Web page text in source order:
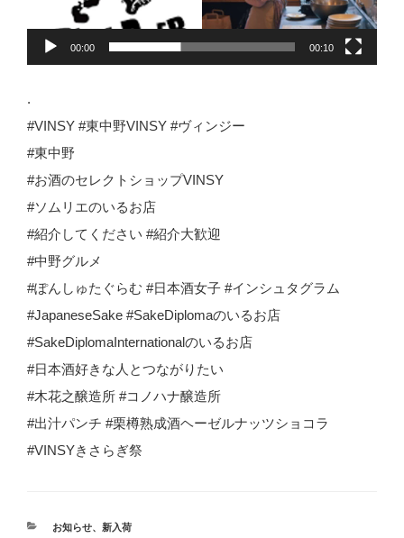
00:00 00:10
.
#VINSY #東中野VINSY #ヴィンジー
#東中野
#お酒のセレクトショップVINSY
#ソムリエのいるお店
#紹介してください #紹介大歓迎
#中野グルメ
#ぽんしゅたぐらむ #日本酒女子 #インシュタグラム
#JapaneseSake #SakeDiplomaのいるお店
#SakeDiplomaInternationalのいるお店
#日本酒好きな人とつながりたい
#木花之醸造所 #コノハナ醸造所
#出汁パンチ #栗樽熟成酒ヘーゼルナッツショコラ
#VINSYきさらぎ祭
カ
お知らせ、 新入荷